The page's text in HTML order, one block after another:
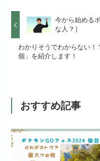
今から始める
な人？］
わかりそうでわからない！
個」を紹介します！
おすすめ記事